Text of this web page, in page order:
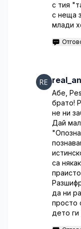
с тия
с неща
млади
Абе,
брато!
не ни
Дай
са
да ни
просто
дето